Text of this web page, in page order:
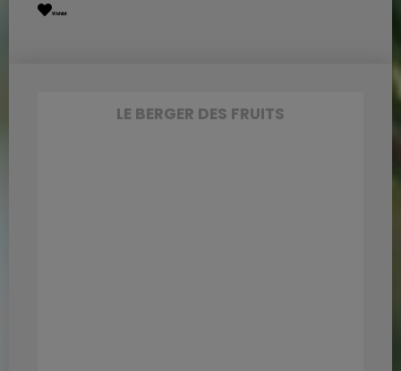
Wishlist
LE BERGER DES FRUITS